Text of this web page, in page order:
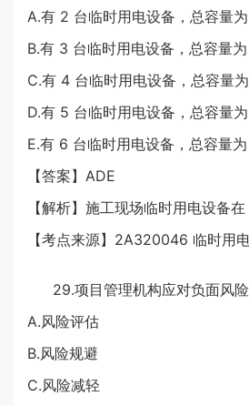
A.有 2 台临时用电设备，总容量
B.有 3 台临时用电设备，总容量
C.有 4 台临时用电设备，总容量
D.有 5 台临时用电设备，总容量
E.有 6 台临时用电设备，总容量
【答案】ADE
【解析】施工现场临时用电设备
【考点来源】2A320046 临时用
29.项目管理机构应对负面风
A.风险评估
B.风险规避
C.风险减轻